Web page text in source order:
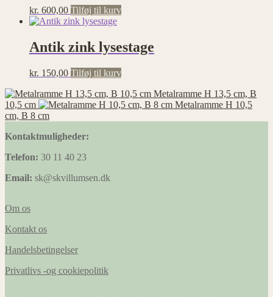
kr. 600,00 Tilføj til kurv
Antik zink lysestage
kr. 150,00 Tilføj til kurv
Metalramme H 13,5 cm, B
10,5 cm
Metalramme H 10,5
cm, B 8 cm
Kontaktmuligheder:
Telefon: 30 11 40 23
Email: sk@skvillumsen.dk
Om os
Kontakt os
Handelsbetingelser
Privatlivs -og cookiepolitik